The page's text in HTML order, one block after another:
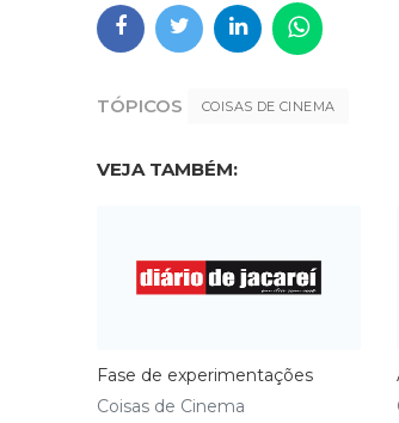
TÓPICOS COISAS DE CINEMA
VEJA TAMBÉM:
Fase de experimentações
Coisas de Cinema